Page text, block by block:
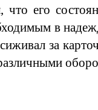
что его
в
за